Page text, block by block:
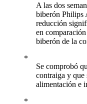
A las dos
biberón Philips
reducción
en
biberón de la
Se comprobó
contraiga y que
alimentación e